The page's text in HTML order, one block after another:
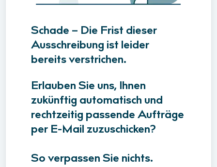
Schade – Die Frist dieser
Ausschreibung ist leider
bereits verstrichen.
Erlauben Sie uns, Ihnen
zukünftig automatisch und
rechtzeitig passende Aufträge
per E-Mail zuzuschicken?
So verpassen Sie nichts.